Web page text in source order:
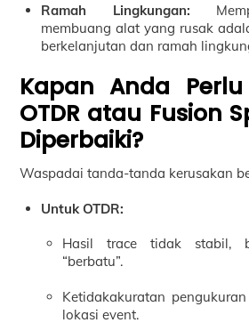
Ramah Lingkungan:
membuang alat yang rusak
berkelanjutan dan ramah
Kapan Anda
OTDR atau Fusion
Diperbaiki?
Waspadai tanda-tanda kerusakan
Untuk OTDR:
Hasil trace tidak stabil,
“berbatu”.
Ketidakakuratan
lokasi event.